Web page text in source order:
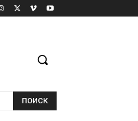
ПОИСК